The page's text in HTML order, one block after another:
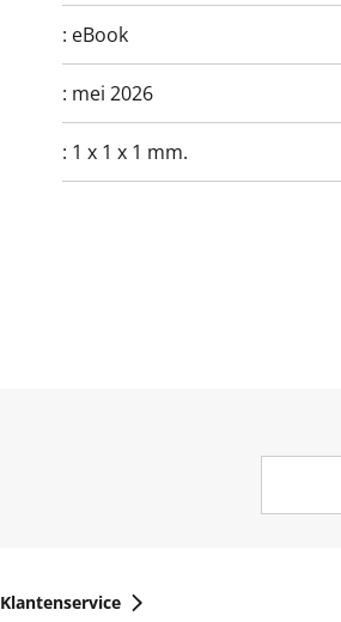
: eBook
: mei 2026
: 1 x 1 x 1 mm.
Klantenservice